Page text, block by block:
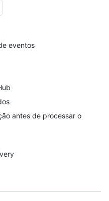
eventos
antes de processar o